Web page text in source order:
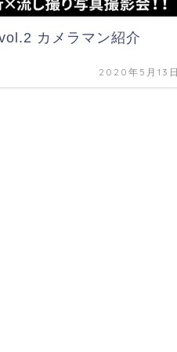
カメラマン紹介
2020年5月13